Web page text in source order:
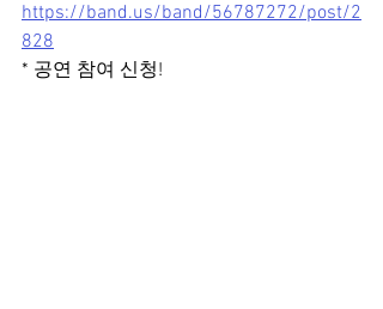
https://band.us/band/56787272/post/2
828
* 공연 참여 신청!